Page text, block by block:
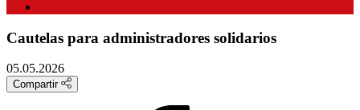
Cautelas para administradores solidarios
05.05.2026
Compartir